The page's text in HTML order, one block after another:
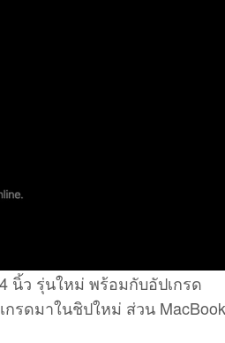
นิ้ว รุ่นใหม่ พร้อมกับอัปเกรด
กรดมาในชิปใหม่ ส่วน